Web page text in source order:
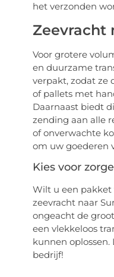
het verzonden
Zeevracht
Voor grotere
en duurzame
verpakt, zodat ze
of pallets met
Daarnaast biedt
zending aan alle
of onverwachte
om uw goederen
Kies voor
Wilt u een pakket
zeevracht naar
ongeacht de
een vlekkeloos
kunnen
bedrijf!